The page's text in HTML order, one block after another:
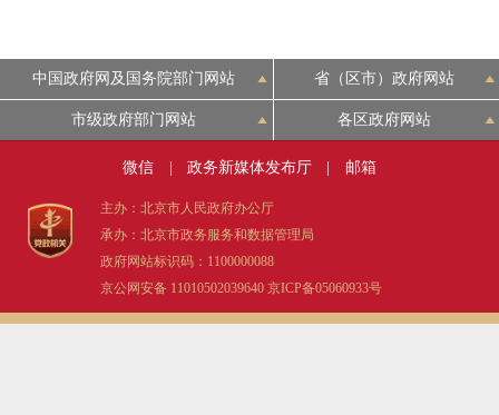
中国政府网及国务院部门网站 省（区市）政府网站
市级政府部门网站 各区政府网站
微信 政务新媒体发布厅 邮箱
主办：北京市人民政府办公厅
承办：北京市政务服务和数据管理局
政府网站标识码：1100000088
京公网安备 11010502039640 京ICP备05060933号